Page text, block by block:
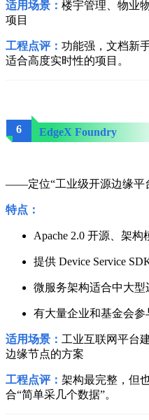
适用场景： 楼宇管理、物业
项目
工程点评： 功能强，文档新
适合高度实时性的项目。
6 EdgeX Foundry
——定位“工业级开源边缘平
特点：
Apache 2.0 开源、架构
提供 Device Service
微服务架构适合中大型
有大量企业和基金会参
适用场景： 工业互联网平台
边缘节点的方案
工程点评： 架构最完整，但
合“简单采几个数据”。